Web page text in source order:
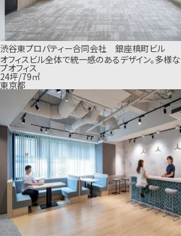
渋谷東プロパティー合同会社 銀座槙町ビル
オフィスビル全体で統一感のあるデザイン。多様
プオフィス
24坪/79㎡
東京都